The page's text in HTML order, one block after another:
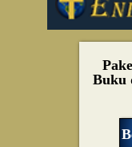
Buku